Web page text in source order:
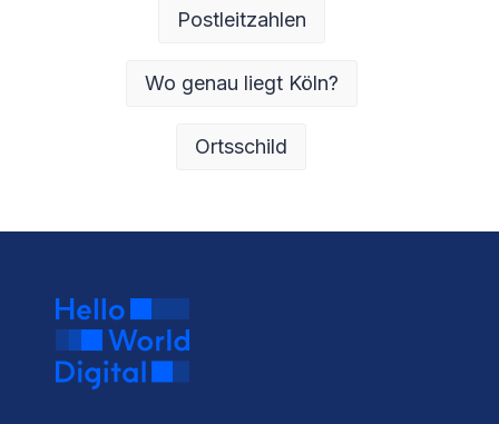
Postleitzahlen
Wo genau liegt Köln?
Ortsschild